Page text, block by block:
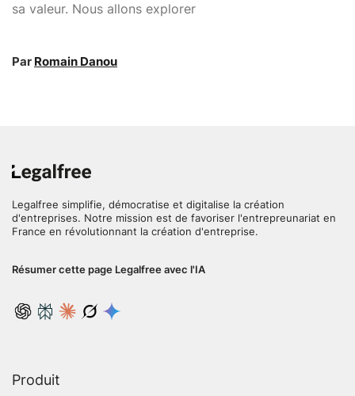
sa valeur. Nous allons explorer
Par Romain Danou
Legalfree simplifie, démocratise et digitalise la création
d'entreprises. Notre mission est de favoriser l'entrepreunariat en
France en révolutionnant la création d'entreprise.
Résumer cette page Legalfree avec l'IA
Produit